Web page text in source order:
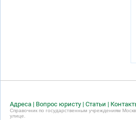
Адреса | Вопрос юристу | Статьи |
Справочник по государственным учреждениям
улице.